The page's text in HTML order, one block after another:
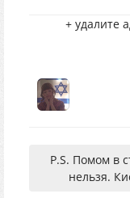
+ удалите
P.S. Помом в
нельзя.